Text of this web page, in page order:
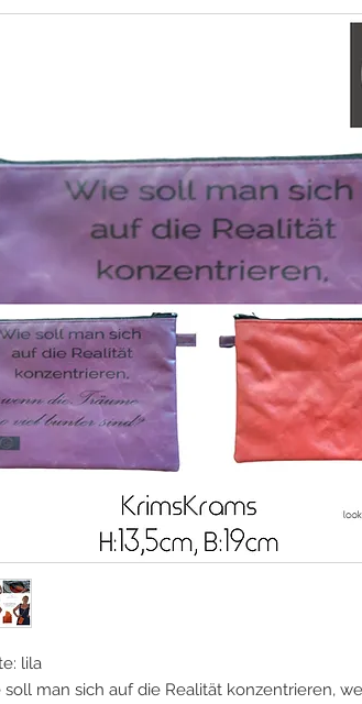
lila
soll man sich auf die Realität konzentrieren,